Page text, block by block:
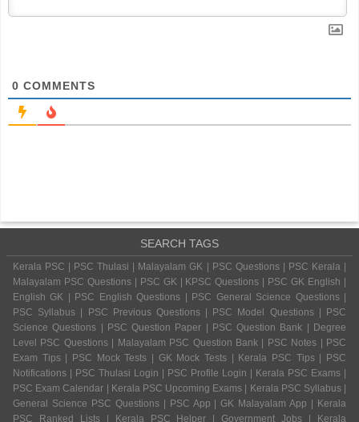
0 COMMENTS
SEARCH TAGS
Kerala PSC | PSC Thulasi | Malayalam GK | PSC Questions | PSC Kerala |
Malayalam PSC Questions | PSC GK | KPSC Questions | PSC GK English |
English GK | PSC English Questions | PSC General Science Questions |
PSC Syllabus | PSC Previous Questions | PSC Model Questions | PSC
Science Questions | PSC Question Paper | PSC Question Bank | Degree
Level PSC Questions | Malayalam PSC Question Bank | PSC Notes | PSC
Exam Tips | PSC Mock Tests | GK Mock Tests | Kerala PSC Tips | PSC
Notifications | PSC Thulasi Login | PSC Profile Login | Kerala PSC Exams |
PSC Exam Calendar | Kerala PSC Upcoming Exams | Kerala PSC Syllabus |
General Science PSC Questions | PSC App | GK Malayalam App | Kerala
PSC Ranked Lists | Kerala PSC Helper | Government Jobs | Kerala